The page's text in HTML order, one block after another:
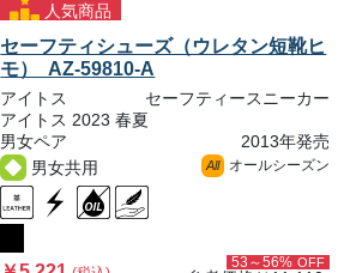
人気商品
セーフティシューズ（ウレタン短靴ヒ
モ） AZ-59810-A
アイトス
セーフティースニーカー
アイトス 2023 春夏
男女ペア
2013年発売
男女共用
All オールシーズン
53～56% OFF